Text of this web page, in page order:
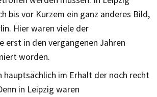
bis vor Kurzem ein ganz anderes Bild,
Hier waren viele der
erst in den vergangenen Jahren
worden.
hauptsächlich im Erhalt der noch recht
in Leipzig waren